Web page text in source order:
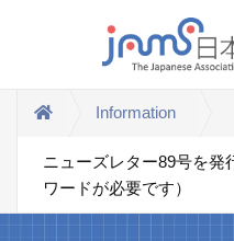
Information
ニューズレター89号を発
ワードが必要です）